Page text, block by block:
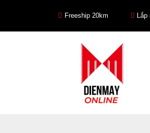
Freeship 20km Lắp